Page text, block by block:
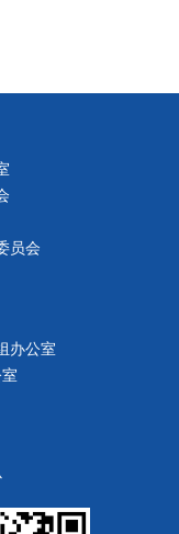
员会
办公室